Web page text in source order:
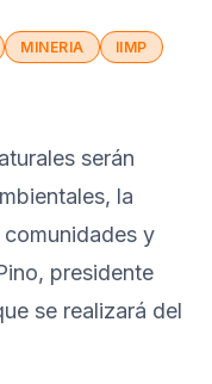
MINERIA IIMP
serán
la
y
presidente
se realizará del